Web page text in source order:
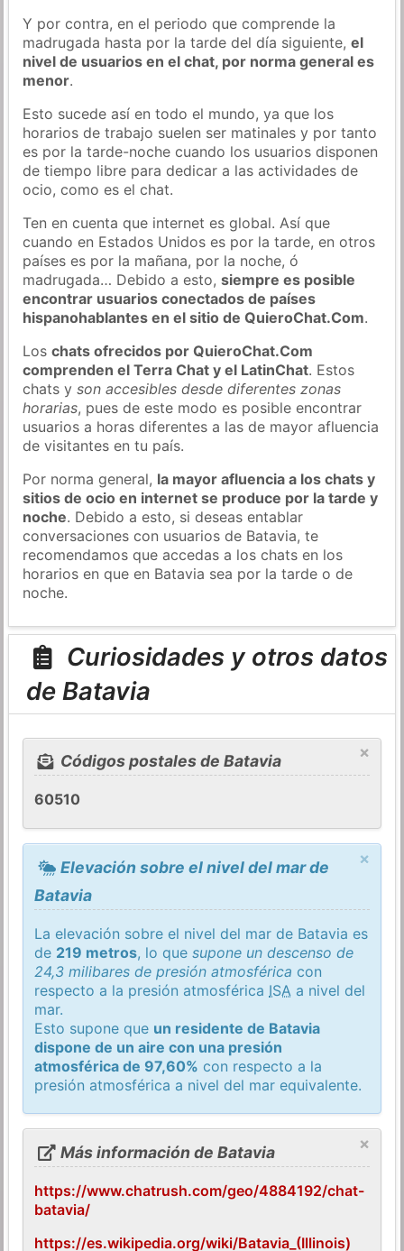
Y por contra, en el periodo que comprende la
madrugada hasta por la tarde del día siguiente,el
nivel de usuarios en el chat, por norma general es
menor.
Esto sucede así en todo el mundo, ya que los
horarios de trabajo suelen ser matinales y por tanto
es por la tarde-noche cuando los usuarios disponen
de tiempo libre para dedicar a las actividades de
ocio, como es el chat.
Ten en cuenta que internet es global. Así que
cuando en Estados Unidos es por la tarde, en otros
países es por la mañana, por la noche, ó
madrugada… Debido a esto,siempre es posible
encontrar usuarios conectados de países
hispanohablantes en el sitio de QuieroChat.Com.
Loschats ofrecidos por QuieroChat.Com
comprenden el Terra Chat y el LatinChat. Estos
chats yson accesibles desde diferentes zonas
horarias, pues de este modo es posible encontrar
usuarios a horas diferentes a las de mayor afluencia
de visitantes en tu país.
Por norma general, la mayor afluencia a los chats y
sitios de ocio en internet se produce por la tarde y
noche. Debido a esto, si deseas entablar
conversaciones con usuarios de Batavia, te
recomendamos que accedas a los chats en los
horarios en que en Batavia sea por la tarde o de
noche.
Curiosidades y otros datos
de Batavia
×
Códigos postales de Batavia
60510
×
Elevación sobre el nivel del mar de
Batavia
La elevación sobre el nivel del mar de Batavia es
de 219 metros, lo quesupone un descenso de
24,3 milibares de presión atmosférica con
respecto a la presión atmosférica ISA a nivel del
mar.
Esto supone que un residente de Batavia
dispone de un aire con una presión
atmosférica de 97,60% con respecto a la
presión atmosférica a nivel del mar equivalente.
×
Más información de Batavia
https://www.chatrush.com/geo/4884192/chat-
batavia/
https://es.wikipedia.org/wiki/Batavia_(Illinois)